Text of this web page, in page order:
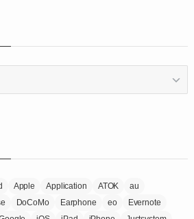
Apple Application ATOK
au
DoCoMo Earphone eo
Evernote